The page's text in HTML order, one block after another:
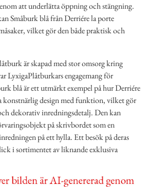
att underlätta öppning och stängning.
Småburk blå från Derriére la porte
vilket gör den både praktisk och
är skapad med stor omsorg kring
LyxigaPlåtburkars engagemang för
blå är ett utmärkt exempel på hur Derriére
konstnärlig design med funktion, vilket gör
dekorativ inredningsdetalj. Den kan
på skrivbordet som en
på ett hylla. Ett besök på deras
i sortimentet av liknande exklusiva